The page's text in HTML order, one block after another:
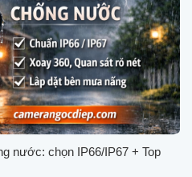
nước: chọn IP66/IP67 + Top